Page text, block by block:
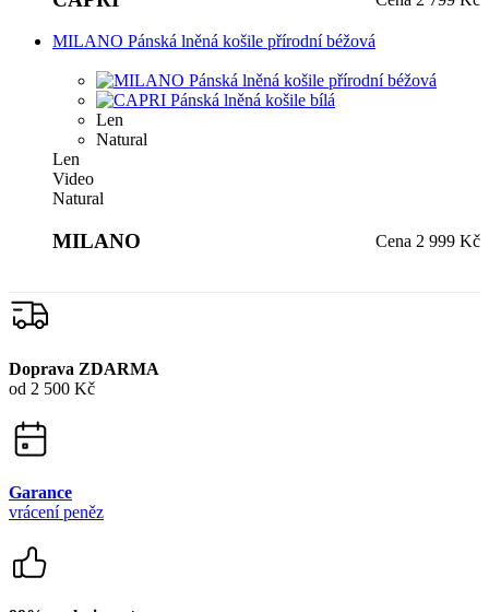
MILANO Pánská lněná košile přírodní béžová
Len
Natural
Len
Video
Natural
MILANO Cena 2 999 Kč
Doprava ZDARMA
od 2 500 Kč
Garance
vrácení peněz